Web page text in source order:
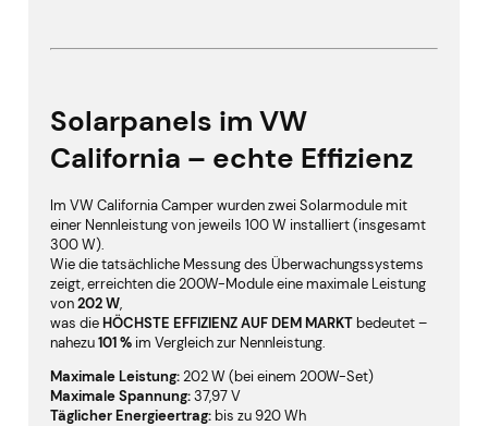
Solarpanels im VW
California – echte Effizienz
Im VW California Camper wurden zwei Solarmodule mit
einer Nennleistung von jeweils 100 W installiert (insgesamt
300 W).
Wie die tatsächliche Messung des Überwachungssystems
zeigt, erreichten die 200W-Module eine maximale Leistung
von202 W,
was dieHÖCHSTE EFFIZIENZ AUF DEM MARKTbedeutet –
nahezu101 % im Vergleich zur Nennleistung.
Maximale Leistung:202 W (bei einem 200W-Set)
Maximale Spannung:37,97 V
Täglicher Energieertrag:bis zu 920 Wh